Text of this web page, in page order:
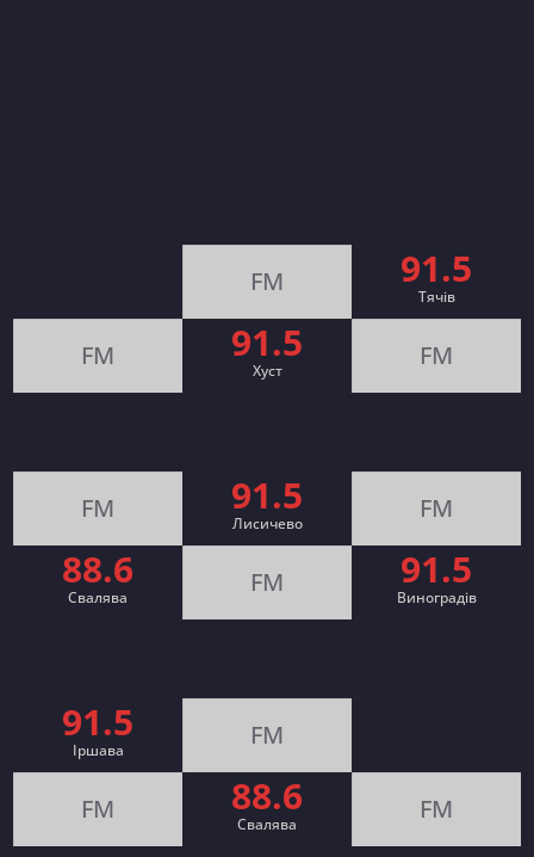
FM 91.5
Тячів
FM 91.5
Хуст FM
FM 91.5
Лисичево FM
88.6
Свалява FM 91.5
Виноградів
91.5
Іршава FM
FM 88.6
Cвалява FM